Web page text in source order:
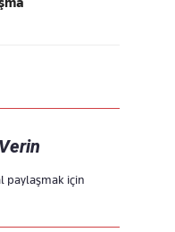
paylaşmak için